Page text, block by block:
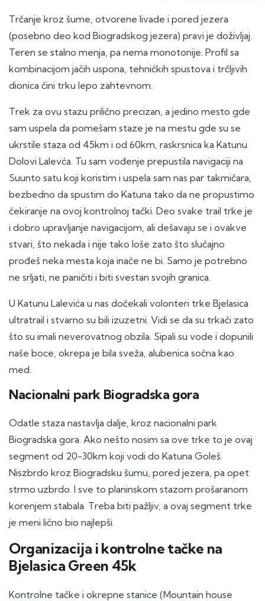
Trčanje kroz šume, otvorene livade i pored jezera
(posebno deo kod Biogradskog jezera) pravi je doživljaj.
Teren se stalno menja, pa nema monotonije. Profil sa
kombinacijom jačih uspona, tehničkih spustova i trčljivih
dionica čini trku lepo zahtevnom.
Trek za ovu stazu prilično precizan, a jedino mesto gde
sam uspela da pomešam staze je na mestu gde su se
ukrstile staza od 45km i od 60km, raskrsnica ka Katunu
Dolovi Lalevća. Tu sam vođenje prepustila navigaciji na
Suunto satu koji koristim i uspela sam nas par takmičara,
bezbedno da spustim do Katuna tako da ne propustimo
čekiranje na ovoj kontrolnoj tački. Deo svake trail trke je
i dobro upravljanje navigacijom, ali dešavaju se i ovakve
stvari, što nekada i nije tako loše zato što slučajno
prođeš neka mesta koja inače ne bi. Samo je potrebno
ne srljati, ne paničiti i biti svestan svojih granica.
U Katunu Lalevića u nas dočekali volonteri trke Bjelasica
ultratrail i stvarno su bili izuzetni. Vidi se da su trkači zato
što su imali neverovatnog obzila. Sipali su vode i dopunili
naše boce, okrepa je bila sveža, alubenica sočna kao
med.
Nacionalni park Biogradska gora
Odatle staza nastavlja dalje, kroz nacionalni park
Biogradska gora. Ako nešto nosim sa ove trke to je ovaj
segment od 20-30km koji vodi do Katuna Goleš.
Niszbrdo kroz Biogradsku šumu, pored jezera, pa opet
strmo uzbrdo. I sve to planinskom stazom prošaranom
korenjem stabala. Treba biti pažljiv, a ovaj segment trke
je meni lično bio najlepši.
Organizacija i kontrolne tačke na
Bjelasica Green 45k
Kontrolne tačke i okrepne stanice (Mountain house